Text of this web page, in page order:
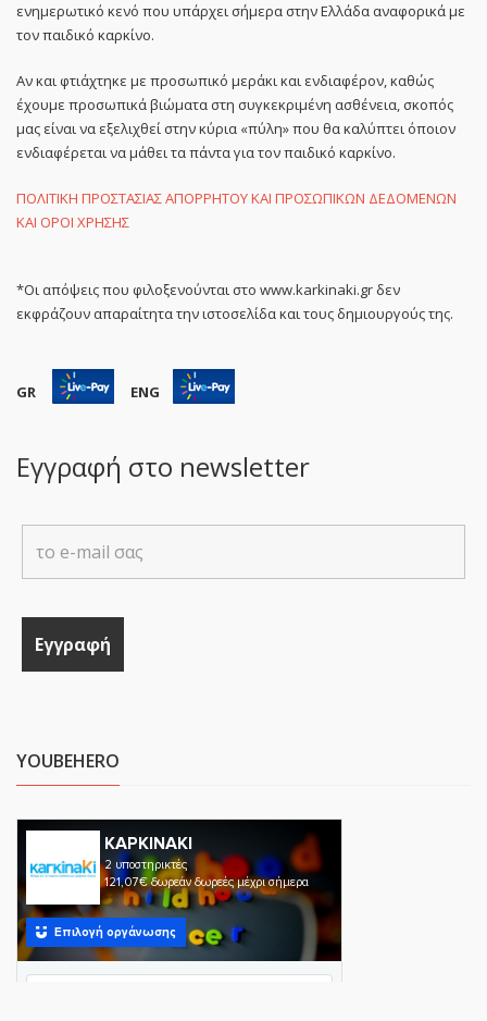
ενημερωτικό κενό που υπάρχει σήμερα στην Ελλάδα αναφορικά με
τον παιδικό καρκίνο.
Αν και φτιάχτηκε με προσωπικό μεράκι και ενδιαφέρον, καθώς
έχουμε προσωπικά βιώματα στη συγκεκριμένη ασθένεια, σκοπός
μας είναι να εξελιχθεί στην κύρια «πύλη» που θα καλύπτει όποιον
ενδιαφέρεται να μάθει τα πάντα για τον παιδικό καρκίνο.
ΠΟΛΙΤΙΚΗ ΠΡΟΣΤΑΣΙΑΣ ΑΠΟΡΡΗΤΟΥ ΚΑΙ ΠΡΟΣΩΠΙΚΩΝ ΔΕΔΟΜΕΝΩΝ
ΚΑΙ ΟΡΟΙ ΧΡΗΣΗΣ
*Οι απόψεις που φιλοξενούνται στο www.karkinaki.gr δεν
εκφράζουν απαραίτητα την ιστοσελίδα και τους δημιουργούς της.
GR ENG
Εγγραφή στο newsletter
YOUBEHERO